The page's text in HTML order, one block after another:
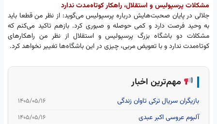
مشکلات پرسپولیس و استقلال، راهکار کوتاه‌مدت ندارد
جلالی در پایان صحبت‌هایش درباره پرسپولیس می‌گوید: از نظر من قطعا باید
به وحید فرصت دارد و کمی حوصله و صبوری کرد. بازهم تاکید می‌کنم که
مشکلات دو باشگاه بزرگ پرسپولیس و استقلال از نظر من راهکارهای
کوتاه‌مدت ندارد و با تعویض مربی، چیزی در این باشگاه‌ها تغییر نخواهد کرد.
مهم‌ترین اخبار
بازیگران سریال ترکی تاوان زندگی ۱۴۰۵/۰۵/۱۶
آلبوم عروسی اکبر عبدی ۱۴۰۵/۰۵/۱۶